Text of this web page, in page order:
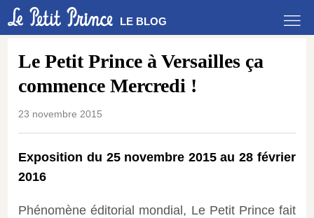
LE BLOG
Le Petit Prince à Versailles ça
commence Mercredi !
23 novembre 2015
Exposition du 25 novembre 2015 au 28 février
2016
Phénomène éditorial mondial, Le Petit Prince fait